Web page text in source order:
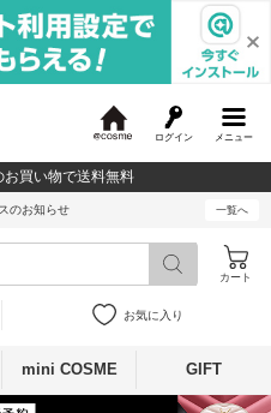
メニュー
ログイン
c
o
買い物で送料無料
のお知らせ 一覧へ
カート
お気に入り
mini COSME GIFT